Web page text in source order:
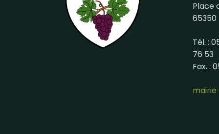
Place
65350
Tél. :
76 53
Fax. :